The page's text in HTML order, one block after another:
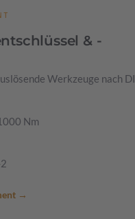
& -
Werkzeuge nach
Nm
→